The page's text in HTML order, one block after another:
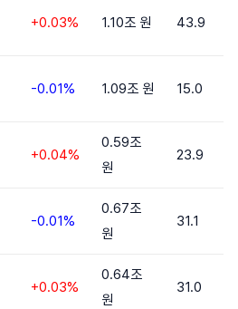
+0.03% 1.10조 원 43.9
-0.01% 1.09조 원 15.0
+0.04%
0.59조
원
23.9
-0.01%
0.67조
원
31.1
+0.03%
0.64조
원
31.0